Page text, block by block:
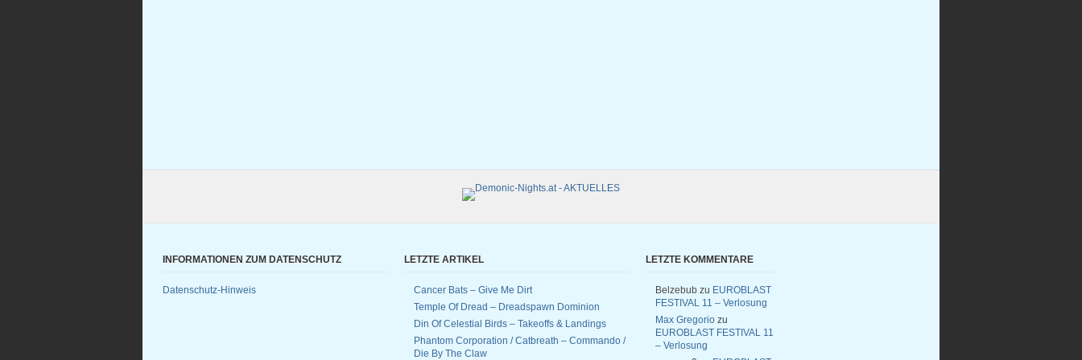
INFORMATIONEN ZUM DATENSCHUTZ
Datenschutz-Hinweis
LETZTE ARTIKEL
Cancer Bats – Give Me Dirt
Temple Of Dread – Dreadspawn Dominion
Din Of Celestial Birds – Takeoffs & Landings
Phantom Corporation / Catbreath – Commando /
Die By The Claw
LETZTE KOMMENTARE
Belzebub zu EUROBLAST
FESTIVAL 11 – Verlosung
Max Gregorio zu
EUROBLAST FESTIVAL 11
– Verlosung